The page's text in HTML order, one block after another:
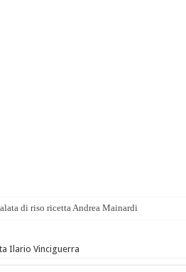
di riso ricetta Andrea Mainardi
Ilario Vinciguerra